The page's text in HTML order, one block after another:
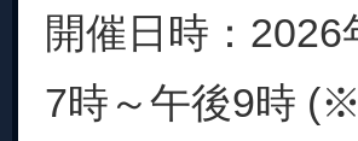
開催日時：
7時～午後9時